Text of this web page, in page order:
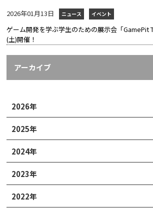
2026年01月13日 ニュース イベント
ゲーム開発を学ぶ学生のための展示会「GamePit
(土)開催！
アーカイブ
2026年
2025年
2024年
2023年
2022年